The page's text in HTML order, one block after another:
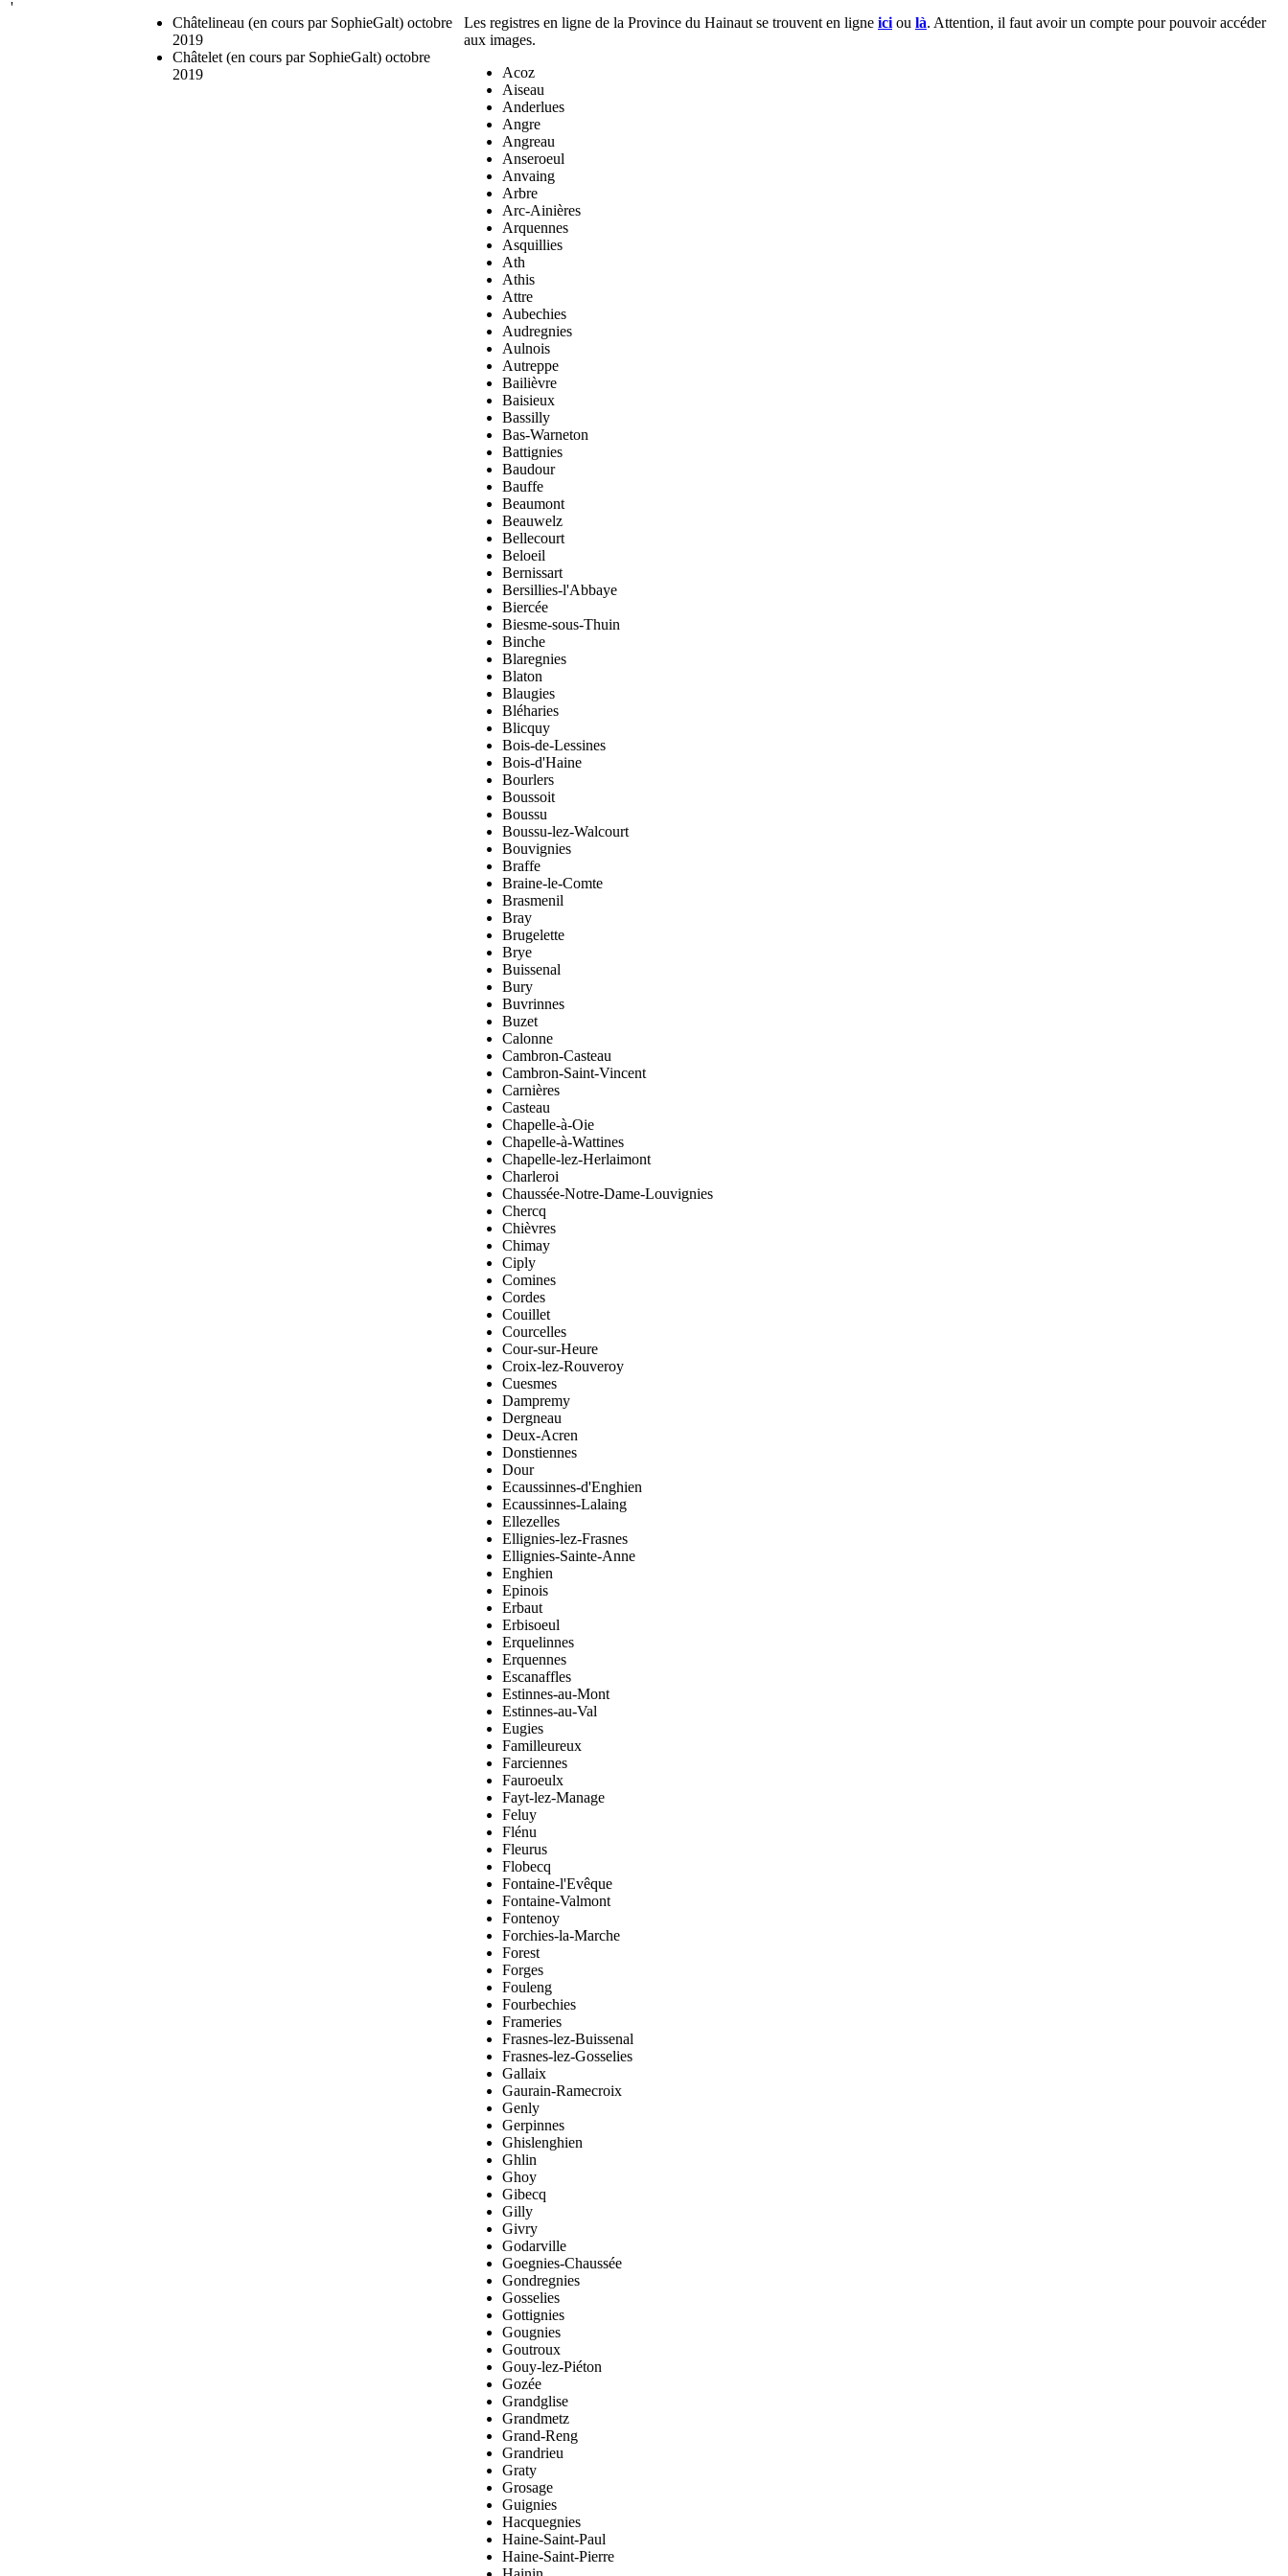
'
Châtelineau (en cours par SophieGalt) octobre
2019
Châtelet (en cours par SophieGalt) octobre
2019
Les registres en ligne de la Province du Hainaut se trouvent en ligne ici ou là. Attention, il faut avoir un compte pour pouvoir accéder
aux images.
Acoz
Aiseau
Anderlues
Angre
Angreau
Anseroeul
Anvaing
Arbre
Arc-Ainières
Arquennes
Asquillies
Ath
Athis
Attre
Aubechies
Audregnies
Aulnois
Autreppe
Bailièvre
Baisieux
Bassilly
Bas-Warneton
Battignies
Baudour
Bauffe
Beaumont
Beauwelz
Bellecourt
Beloeil
Bernissart
Bersillies-l'Abbaye
Biercée
Biesme-sous-Thuin
Binche
Blaregnies
Blaton
Blaugies
Bléharies
Blicquy
Bois-de-Lessines
Bois-d'Haine
Bourlers
Boussoit
Boussu
Boussu-lez-Walcourt
Bouvignies
Braffe
Braine-le-Comte
Brasmenil
Bray
Brugelette
Brye
Buissenal
Bury
Buvrinnes
Buzet
Calonne
Cambron-Casteau
Cambron-Saint-Vincent
Carnières
Casteau
Chapelle-à-Oie
Chapelle-à-Wattines
Chapelle-lez-Herlaimont
Charleroi
Chaussée-Notre-Dame-Louvignies
Chercq
Chièvres
Chimay
Ciply
Comines
Cordes
Couillet
Courcelles
Cour-sur-Heure
Croix-lez-Rouveroy
Cuesmes
Dampremy
Dergneau
Deux-Acren
Donstiennes
Dour
Ecaussinnes-d'Enghien
Ecaussinnes-Lalaing
Ellezelles
Ellignies-lez-Frasnes
Ellignies-Sainte-Anne
Enghien
Epinois
Erbaut
Erbisoeul
Erquelinnes
Erquennes
Escanaffles
Estinnes-au-Mont
Estinnes-au-Val
Eugies
Familleureux
Farciennes
Fauroeulx
Fayt-lez-Manage
Feluy
Flénu
Fleurus
Flobecq
Fontaine-l'Evêque
Fontaine-Valmont
Fontenoy
Forchies-la-Marche
Forest
Forges
Fouleng
Fourbechies
Frameries
Frasnes-lez-Buissenal
Frasnes-lez-Gosselies
Gallaix
Gaurain-Ramecroix
Genly
Gerpinnes
Ghislenghien
Ghlin
Ghoy
Gibecq
Gilly
Givry
Godarville
Goegnies-Chaussée
Gondregnies
Gosselies
Gottignies
Gougnies
Goutroux
Gouy-lez-Piéton
Gozée
Grandglise
Grandmetz
Grand-Reng
Grandrieu
Graty
Grosage
Guignies
Hacquegnies
Haine-Saint-Paul
Haine-Saint-Pierre